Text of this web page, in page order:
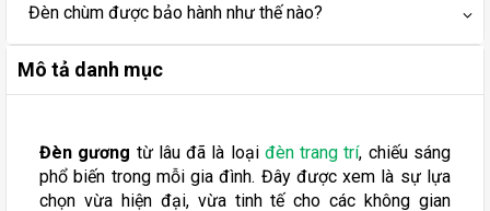
Đèn chùm được bảo hành như thế nào?
Mô tả danh mục
Đèn gương từ lâu đã là loại đèn trang trí, chiếu sáng
phổ biến trong mỗi gia đình. Đây được xem là sự lựa
chọn vừa hiện đại, vừa tinh tế cho các không gian